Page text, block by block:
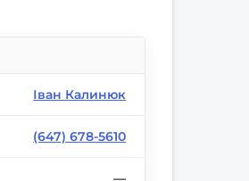
Іван Калинюк
(647) 678-5610